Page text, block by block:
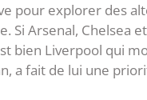
pour explorer des
Si Arsenal, Chelsea
bien Liverpool qui
a fait de lui une